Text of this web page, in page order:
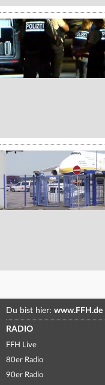
Du bist hier: www.FFH.de
RADIO
FFH Live
80er Radio
90er Radio